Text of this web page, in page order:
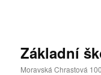
Základní
Moravská Chrastová